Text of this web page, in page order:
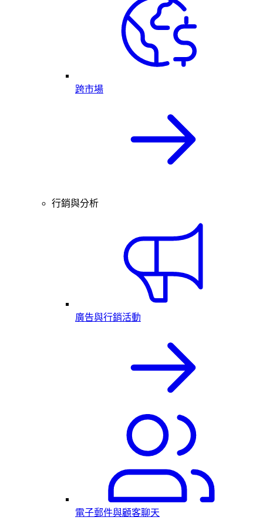
跨市場
行銷與分析
廣告與行銷活動
電子郵件與顧客聊天